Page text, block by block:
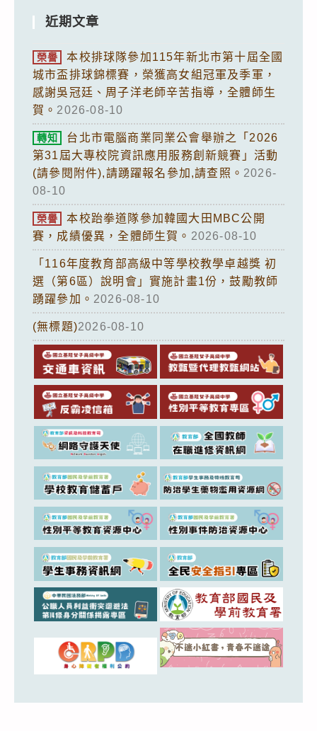
近期文章
榮譽
本校排球隊參加115年新北市第十屆全國
城市盃排球錦標賽，榮獲高女組冠軍及季軍，
感謝吳冠廷、周子洋老師辛苦指導，全體師生
賀。 2026-08-10
轉知
台北市電腦商業同業公會舉辦之「2026
第31屆大專校院資訊應用服務創新競賽」活動
(請參閱附件),請踴躍報名參加,請查照。 2026-
08-10
榮譽
本校跆拳道隊參加韓國大田MBC公開
賽，成績優異，全體師生賀。 2026-08-10
「116年度教育部高級中等學校教學卓越獎 初
選（第6區）說明會」實施計畫1份，鼓勵教師
踴躍參加。 2026-08-10
(無標題)2026-08-10